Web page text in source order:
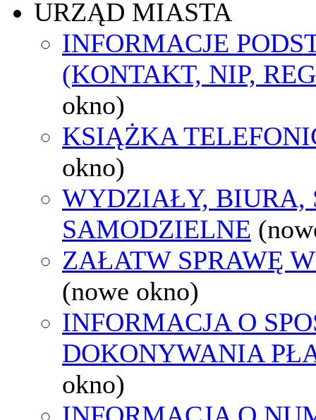
URZĄD MIASTA
INFORMACJE
(KONTAKT, NIP,
okno)
KSIĄŻKA
okno)
WYDZIAŁY, BIURA,
SAMODZIELNE
ZAŁATW SPRAWĘ
(nowe okno)
INFORMACJA O
DOKONYWANIA
okno)